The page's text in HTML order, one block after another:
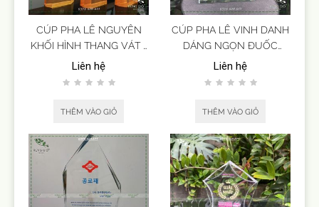
CÚP PHA LÊ NGUYÊN
KHỐI HÌNH THANG VÁT -
Kèm hiệu ứng in phối
màu nền cho cup
Liên hệ
THÊM VÀO GIỎ
CÚP PHA LÊ VINH DANH
DÁNG NGỌN ĐUỐC
MỀM MẠI
Liên hệ
THÊM VÀO GIỎ